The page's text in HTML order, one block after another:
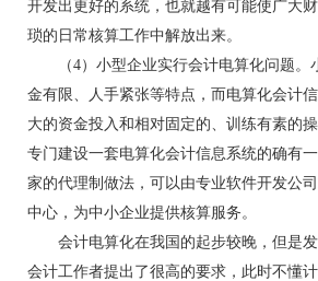
开发出更好的系统，也就越有可能使广大
琐的日常核算工作中解放出来。
（4）小型企业实行会计电算化问题。
金有限、人手紧张等特点，而电算化会计
大的资金投入和相对固定的、训练有素的
专门建设一套电算化会计信息系统的确有
家的代理制做法，可以由专业软件开发公
中心，为中小企业提供核算服务。
会计电算化在我国的起步较晚，但是发
会计工作者提出了很高的要求，此时不懂